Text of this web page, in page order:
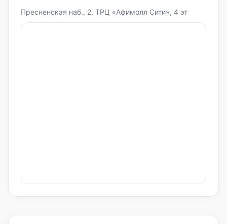
Пресненская наб., 2, ТРЦ «Афимолл Сити», 4 эт